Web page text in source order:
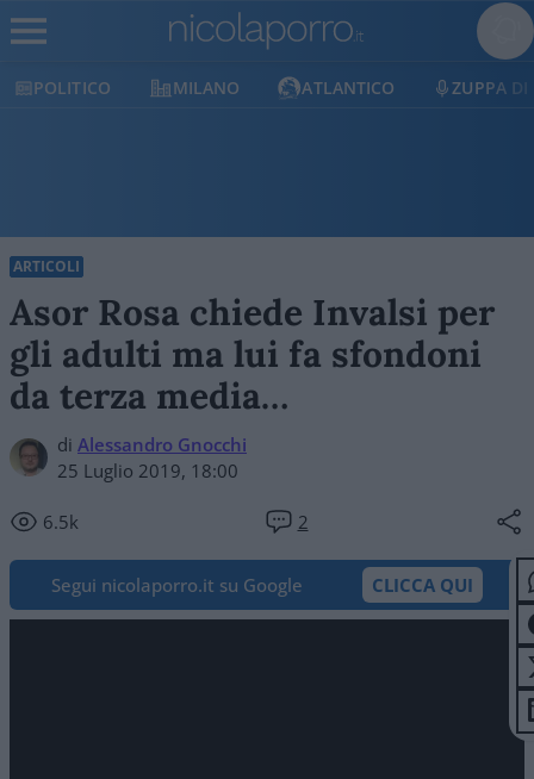
POLITICO MILANO ATLANTICO ZUPPA DI
ARTICOLI
Asor Rosa chiede Invalsi per
gli adulti ma lui fa sfondoni
da terza media…
di Alessandro Gnocchi
25 Luglio 2019, 18:00
6.5k 2
Segui nicolaporro.it su Google CLICCA QUI